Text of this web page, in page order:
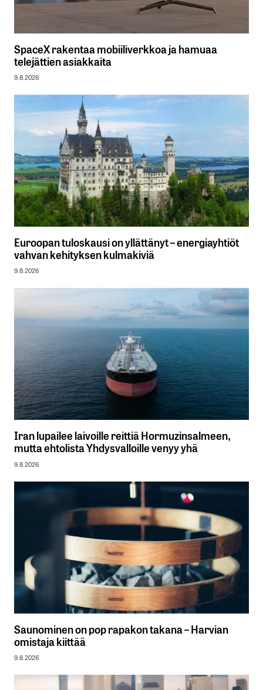
SpaceX rakentaa mobiiliverkkoa ja hamuaa
telejättien asiakkaita
9.8.2026
Euroopan tuloskausi on yllättänyt – energiayhtiöt
vahvan kehityksen kulmakiviä
9.8.2026
Iran lupailee laivoille reittiä Hormuzinsalmeen,
mutta ehtolista Yhdysvalloille venyy yhä
9.8.2026
Saunominen on pop rapakon takana – Harvian
omistaja kiittää
9.8.2026